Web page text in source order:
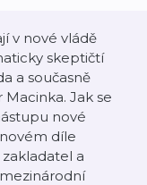
v nové vládě
skeptičtí
a současně
Jak se
nové
díle
a